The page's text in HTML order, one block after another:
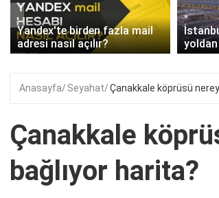
Yandex'te birden fazla mail
adresi nasıl açılır?
‹
Anasayfa Seyahat Çanakkale köprüsü
Çanakkale
bağlıyor harita?